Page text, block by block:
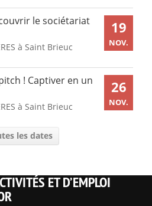
19
NOV.
le sociétariat
à Saint Brieuc
26
NOV.
! Captiver en un
à Saint Brieuc
les dates
ET D’EMPLOI